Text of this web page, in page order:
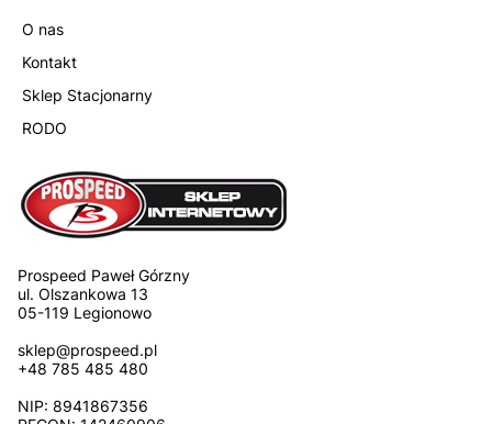
O nas
Kontakt
Sklep Stacjonarny
RODO
Prospeed Paweł Górzny
ul. Olszankowa 13
05-119 Legionowo
sklep@prospeed.pl
+48 785 485 480
NIP: 8941867356